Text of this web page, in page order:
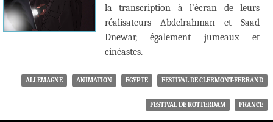
la transcription à l’écran de leurs
réalisateurs Abdelrahman et Saad
Dnewar, également jumeaux et
cinéastes.
ALLEMAGNE ANIMATION EGYPTE FESTIVAL DE CLERMONT-FERRAND
FESTIVAL DE ROTTERDAM FRANCE